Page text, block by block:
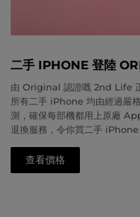
二手 IPHONE 登陸
由 Original 認證嘅 2nd Life
所有二手 iPhone 均由經過嚴
測，確保每部機都用上原廠
退換服務，令你買二手 iPhone
查看價格